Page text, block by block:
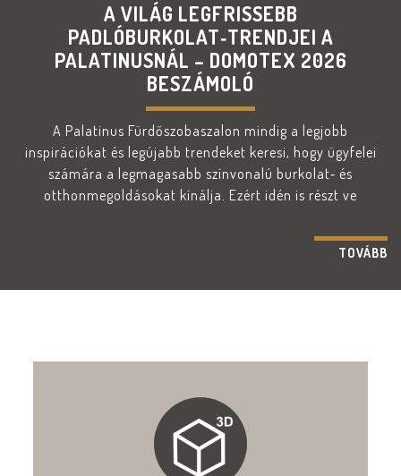
A VILÁG LEGFRISSEBB
PADLÓBURKOLAT‑TRENDJEI A
PALATINUSNÁL – DOMOTEX 2026
BESZÁMOLÓ
A Palatinus Fürdőszobaszalon mindig a legjobb
inspirációkat és legújabb trendeket keresi, hogy ügyfelei
számára a legmagasabb színvonalú burkolat‑ és
otthonmegoldásokat kínálja. Ezért idén is részt ve
TOVÁBB